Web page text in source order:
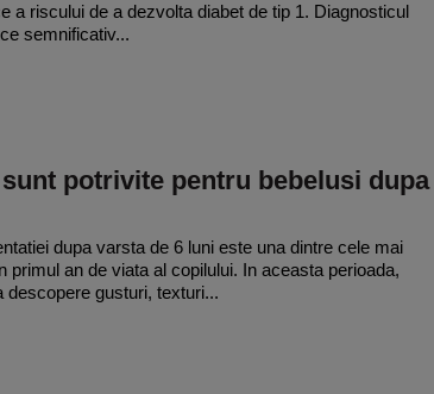
a riscului de a dezvolta diabet de tip 1. Diagnosticul
semnificativ...
potrivite pentru bebelusi dupa
dupa varsta de 6 luni este una dintre cele mai
primul an de viata al copilului. In aceasta perioada,
descopere gusturi, texturi...